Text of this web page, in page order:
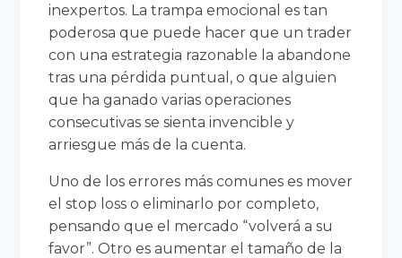
inexpertos. La trampa emocional es tan
poderosa que puede hacer que un trader
con una estrategia razonable la abandone
tras una pérdida puntual, o que alguien
que ha ganado varias operaciones
consecutivas se sienta invencible y
arriesgue más de la cuenta.
Uno de los errores más comunes es mover
el stop loss o eliminarlo por completo,
pensando que el mercado “volverá a su
favor”. Otro es aumentar el tamaño de la